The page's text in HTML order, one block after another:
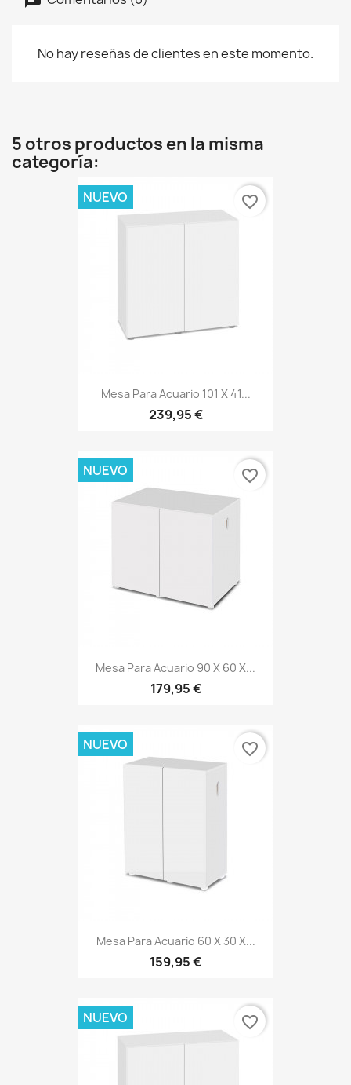
No hay reseñas de clientes en este momento.
5 otros productos en la misma
categoría:
Mesa Para Acuario 101 X 41...
239,95 €
NUEVO favorite_border
Mesa Para Acuario 90 X 60 X...
179,95 €
NUEVO favorite_border
Mesa Para Acuario 60 X 30 X...
159,95 €
NUEVO favorite_border
NUEVO favorite_border